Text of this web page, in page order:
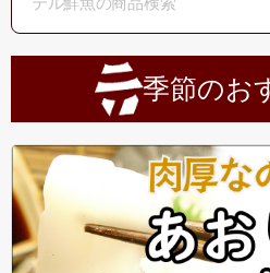
季節のお